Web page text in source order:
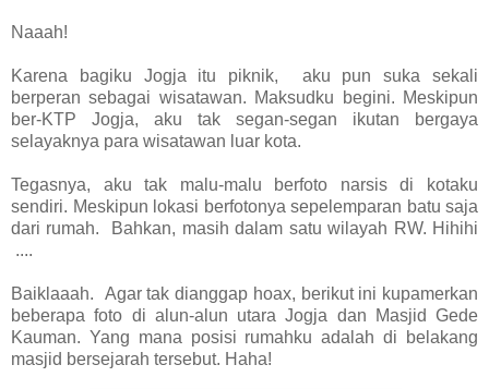
Naaah!
Karena bagiku Jogja itu piknik, aku pun suka sekali
berperan sebagai wisatawan. Maksudku begini. Meskipun
ber-KTP Jogja, aku tak segan-segan ikutan bergaya
selayaknya para wisatawan luar kota.
Tegasnya, aku tak malu-malu berfoto narsis di kotaku
sendiri. Meskipun lokasi berfotonya sepelemparan batu saja
dari rumah. Bahkan, masih dalam satu wilayah RW. Hihihi
....
Baiklaaah. Agar tak dianggap hoax, berikut ini kupamerkan
beberapa foto di alun-alun utara Jogja dan Masjid Gede
Kauman. Yang mana posisi rumahku adalah di belakang
masjid bersejarah tersebut. Haha!